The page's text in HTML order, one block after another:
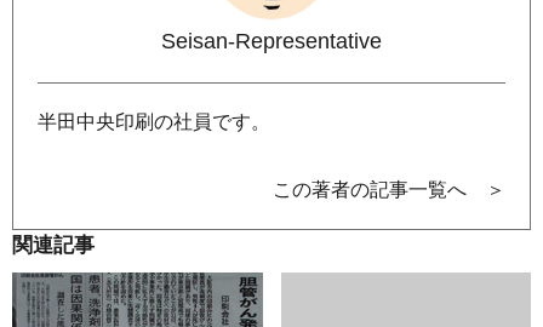
Seisan-Representative
半田中央印刷の社員です。
この著者の記事一覧へ ＞
関連記事